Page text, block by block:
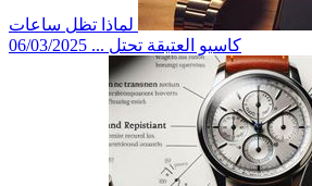
لماذا تظل ساعات
كاسيو العتيقة تحتل ... 06/03/2025